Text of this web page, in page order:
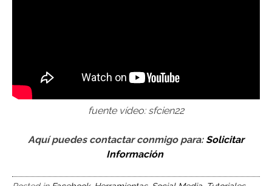
fuente vídeo: sfcien22
Aquí puedes contactar conmigo para:Solicitar
Información